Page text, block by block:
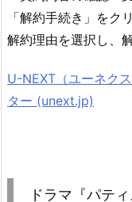
「解約手続き」をク
解約理由を選択し、
U-NEXT（ユーネク
ター (unext.jp)
ドラマ『パテ